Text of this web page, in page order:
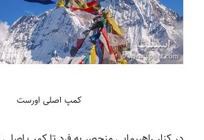
کمپ اصلی اورست